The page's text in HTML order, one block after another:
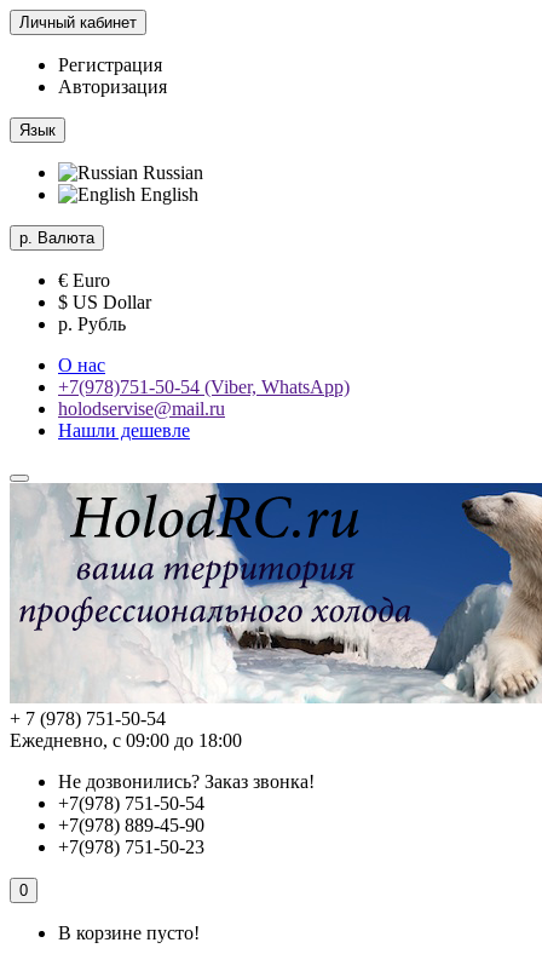
Личный кабинет
Регистрация
Авторизация
Язык
Russian
English
р. Валюта
€ Euro
$ US Dollar
р. Рубль
О нас
+7(978)751-50-54 (Viber, WhatsApp)
holodservise@mail.ru
Нашли дешевле
+ 7 (978) 751-50-54
Ежедневно, с 09:00 до 18:00
Не дозвонились? Заказ звонка!
+7(978) 751-50-54
+7(978) 889-45-90
+7(978) 751-50-23
0
В корзине пусто!